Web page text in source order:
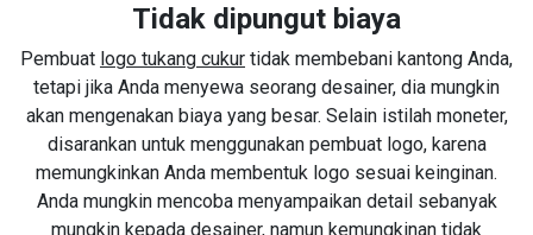
Tidak dipungut biaya
Pembuat logo tukang cukur tidak membebani kantong Anda,
tetapi jika Anda menyewa seorang desainer, dia mungkin
akan mengenakan biaya yang besar. Selain istilah moneter,
disarankan untuk menggunakan pembuat logo, karena
memungkinkan Anda membentuk logo sesuai keinginan.
Anda mungkin mencoba menyampaikan detail sebanyak
mungkin kepada desainer, namun kemungkinan tidak